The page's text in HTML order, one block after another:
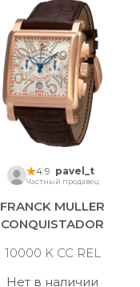
4.9 pavel_t
Частный продавец
FRANCK MULLER
CONQUISTADOR
10000 K CC REL
Нет в наличии